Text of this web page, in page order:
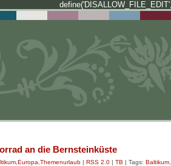
an die Bernsteinküste
Europa Themenurlaub | RSS 2.0 | TB | Tags: Baltikum